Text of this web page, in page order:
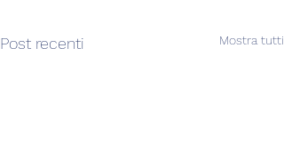
Post recenti Mostra tutti